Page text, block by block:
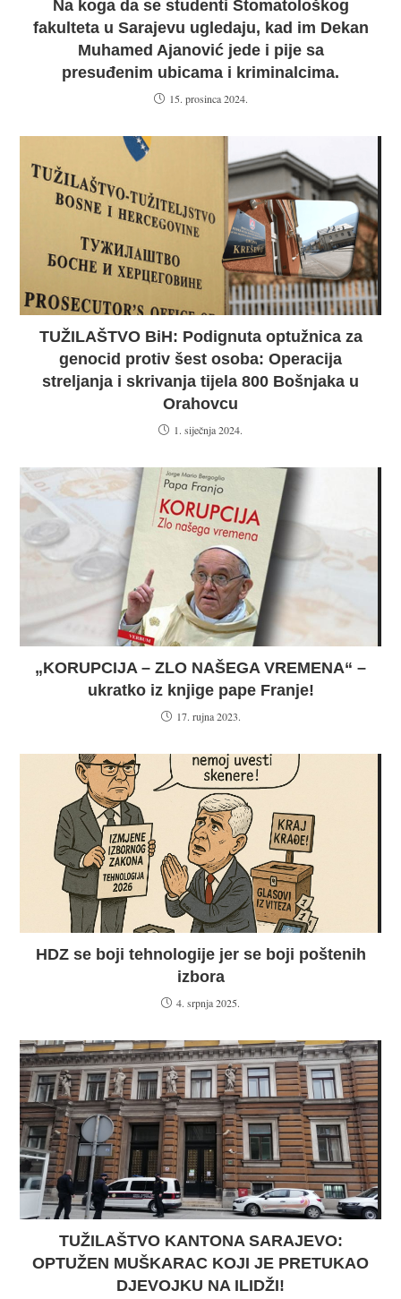
Na koga da se studenti Stomatološkog
fakulteta u Sarajevu ugledaju, kad im Dekan
Muhamed Ajanović jede i pije sa
presuđenim ubicama i kriminalcima.
15. prosinca 2024.
TUŽILAŠTVO BiH: Podignuta optužnica za
genocid protiv šest osoba: Operacija
streljanja i skrivanja tijela 800 Bošnjaka u
Orahovcu
1. siječnja 2024.
„KORUPCIJA – ZLO NAŠEGA VREMENA“ –
ukratko iz knjige pape Franje!
17. rujna 2023.
HDZ se boji tehnologije jer se boji poštenih
izbora
4. srpnja 2025.
TUŽILAŠTVO KANTONA SARAJEVO:
OPTUŽEN MUŠKARAC KOJI JE PRETUKAO
DJEVOJKU NA ILIDŽI!